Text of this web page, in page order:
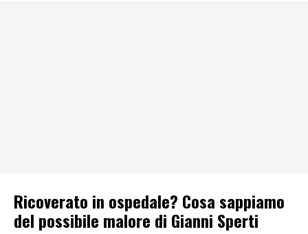
Ricoverato in ospedale? Cosa sappiamo
del possibile malore di Gianni Sperti